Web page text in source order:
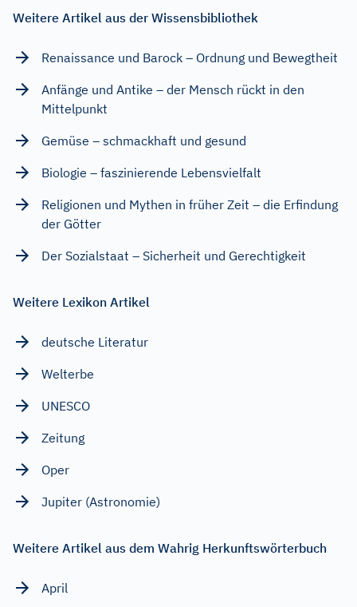
Weitere Artikel aus der Wissensbibliothek
Renaissance und Barock – Ordnung und Bewegtheit
Anfänge und Antike – der Mensch rückt in den
Mittelpunkt
Gemüse – schmackhaft und gesund
Biologie – faszinierende Lebensvielfalt
Religionen und Mythen in früher Zeit – die Erfindung
der Götter
Der Sozialstaat – Sicherheit und Gerechtigkeit
Weitere Lexikon Artikel
deutsche Literatur
Welterbe
UNESCO
Zeitung
Oper
Jupiter (Astronomie)
Weitere Artikel aus dem Wahrig Herkunftswörterbuch
April